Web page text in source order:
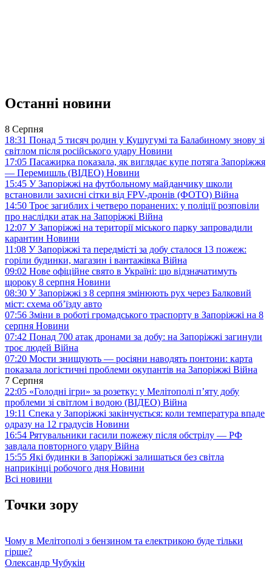
Останні новини
8 Серпня
18:31 Понад 5 тисяч родин у Кушугумі та Балабиному знову зі
світлом після російського удару Новини
17:05 Пасажирка показала, як виглядає купе потяга Запоріжжя
— Перемишль (ВІДЕО) Новини
15:45 У Запоріжжі на футбольному майданчику школи
встановили захисні сітки від FPV-дронів (ФОТО) Війна
14:50 Троє загиблих і четверо поранених: у поліції розповіли
про наслідки атак на Запоріжжі Війна
12:07 У Запоріжжі на території міського парку запровадили
карантин Новини
11:08 У Запоріжжі та передмісті за добу сталося 13 пожеж:
горіли будинки, магазин і вантажівка Війна
09:02 Нове офіційне свято в Україні: що відзначатимуть
щороку 8 серпня Новини
08:30 У Запоріжжі з 8 серпня змінюють рух через Балковий
міст: схема об’їзду авто
07:56 Зміни в роботі громадського траспорту в Запоріжжі на 8
серпня Новини
07:42 Понад 700 атак дронами за добу: на Запоріжжі загинули
троє людей Війна
07:20 Мости знищують — росіяни наводять понтони: карта
показала логістичні проблеми окупантів на Запоріжжі Війна
7 Серпня
22:05 «Голодні ігри» за розетку: у Мелітополі п’яту добу
проблеми зі світлом і водою (ВІДЕО) Війна
19:11 Спека у Запоріжжі закінчується: коли температура впаде
одразу на 12 градусів Новини
16:54 Рятувальники гасили пожежу після обстрілу — РФ
завдала повторного удару Війна
15:55 Які будинки в Запоріжжі залишаться без світла
наприкінці робочого дня Новини
Всі новини
Точки зору
Чому в Мелітополі з бензином та електрикою буде тільки
гірше?
Олександр Чубукін